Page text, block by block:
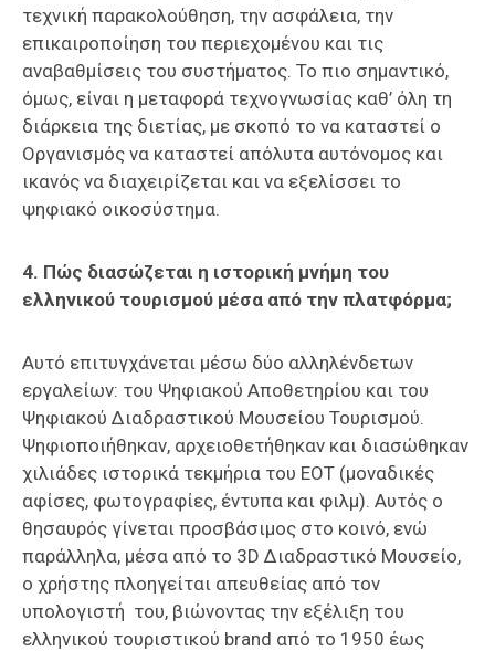
τεχνική παρακολούθηση, την ασφάλεια, την
επικαιροποίηση του περιεχομένου και τις
αναβαθμίσεις του συστήματος. Το πιο σημαντικό,
όμως, είναι η μεταφορά τεχνογνωσίας καθ’ όλη τη
διάρκεια της διετίας, με σκοπό το να καταστεί ο
Οργανισμός να καταστεί απόλυτα αυτόνομος και
ικανός να διαχειρίζεται και να εξελίσσει το
ψηφιακό οικοσύστημα.
4. Πώς διασώζεται η ιστορική μνήμη του
ελληνικού τουρισμού μέσα από την πλατφόρμα;
Αυτό επιτυγχάνεται μέσω δύο αλληλένδετων
εργαλείων: του Ψηφιακού Αποθετηρίου και του
Ψηφιακού Διαδραστικού Μουσείου Τουρισμού.
Ψηφιοποιήθηκαν, αρχειοθετήθηκαν και διασώθηκαν
χιλιάδες ιστορικά τεκμήρια του ΕΟΤ (μοναδικές
αφίσες, φωτογραφίες, έντυπα και φιλμ). Αυτός ο
θησαυρός γίνεται προσβάσιμος στο κοινό, ενώ
παράλληλα, μέσα από το 3D Διαδραστικό Μουσείο,
ο χρήστης πλοηγείται απευθείας από τον
υπολογιστή του, βιώνοντας την εξέλιξη του
ελληνικού τουριστικού brand από το 1950 έως